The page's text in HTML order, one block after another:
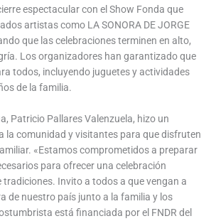
espectacular con el Show Fonda que
artistas como LA SONORA DE JORGE
que las celebraciones terminen en alto,
Los organizadores han garantizado que
todos, incluyendo juguetes y actividades
de la familia.
Patricio Pallares Valenzuela, hizo un
la comunidad y visitantes para que disfruten
«Estamos comprometidos a preparar
para ofrecer una celebración
tradiciones. Invito a todos a que vengan a
de nuestro país junto a la familia y los
está financiada por el FNDR del